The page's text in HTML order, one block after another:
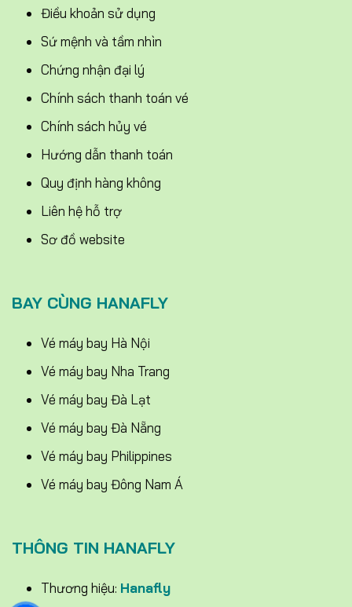
Điều khoản sử dụng
Sứ mệnh và tầm nhìn
Chứng nhận đại lý
Chính sách thanh toán vé
Chính sách hủy vé
Hướng dẫn thanh toán
Quy định hàng không
Liên hệ hỗ trợ
Sơ đồ website
BAY CÙNG HANAFLY
Vé máy bay Hà Nội
Vé máy bay Nha Trang
Vé máy bay Đà Lạt
Vé máy bay Đà Nẵng
Vé máy bay Philippines
Vé máy bay Đông Nam Á
THÔNG TIN HANAFLY
Thương hiệu: Hanafly